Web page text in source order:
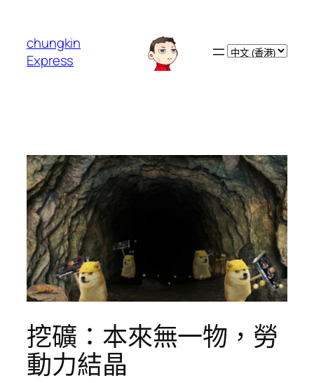
chungkin
Express
Choose
挖礦：本來無一物，勞
動力結晶